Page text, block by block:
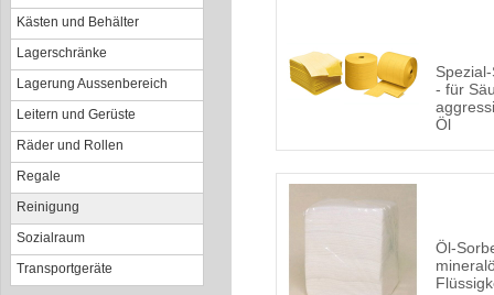
Kästen und Behälter
Lagerschränke
Lagerung Aussenbereich
Leitern und Gerüste
Räder und Rollen
Regale
Reinigung
Sozialraum
Transportgeräte
- für
Öl
Öl-